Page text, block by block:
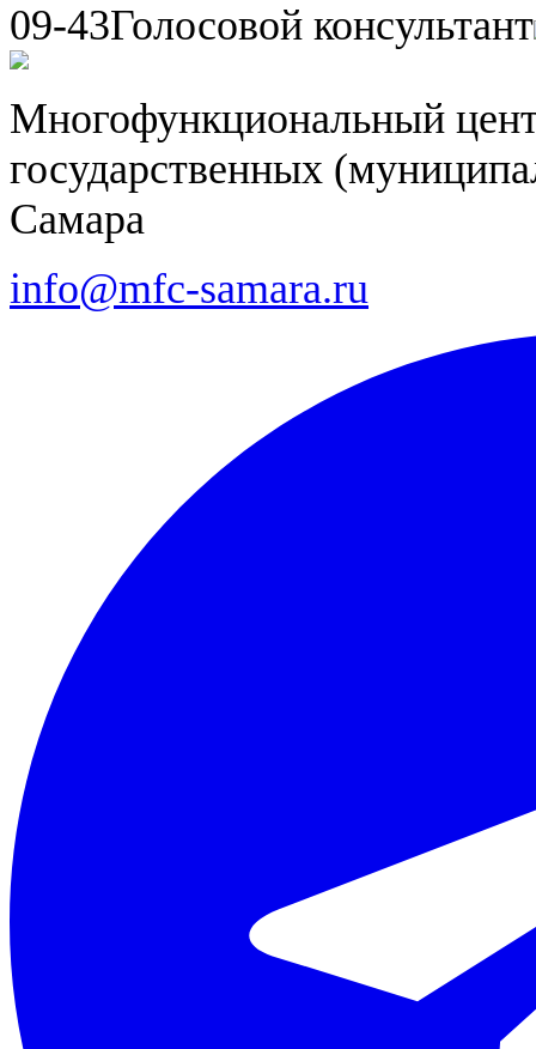
09-43Голосовой консультант
Многофункциональный
государственных
Самара
info@mfc-samara.ru